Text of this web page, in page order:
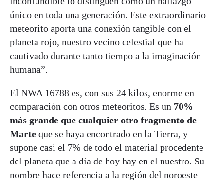
único en toda una generación. Este extraordinario
meteorito aporta una conexión tangible con el
planeta rojo, nuestro vecino celestial que ha
cautivado durante tanto tiempo a la imaginación
humana”.
El NWA 16788 es, con sus 24 kilos, enorme en
comparación con otros meteoritos. Es un 70%
más grande que cualquier otro fragmento de
Marte que se haya encontrado en la Tierra, y
supone casi el 7% de todo el material procedente
del planeta que a día de hoy hay en el nuestro. Su
nombre hace referencia a la región del noroeste